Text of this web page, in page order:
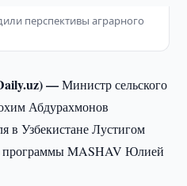
перспективы аграрного
—Министр сельского
Абдурахмонов
в Узбекистане Лустигом
программы MASHAV Юлией